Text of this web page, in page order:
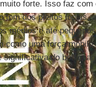
forte. Isso faz com
tom dos pleitos locais,
médios e até
como uma força
do